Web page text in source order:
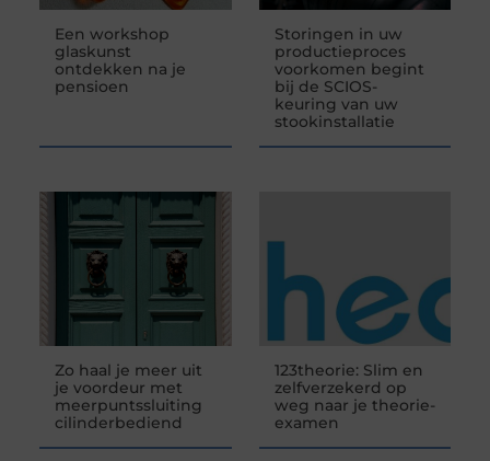
Een workshop
glaskunst
ontdekken na je
pensioen
Storingen in uw
productieproces
voorkomen begint
bij de SCIOS-
keuring van uw
stookinstallatie
Zo haal je meer uit
je voordeur met
meerpuntssluiting
cilinderbediend
123theorie: Slim en
zelfverzekerd op
weg naar je theorie-
examen